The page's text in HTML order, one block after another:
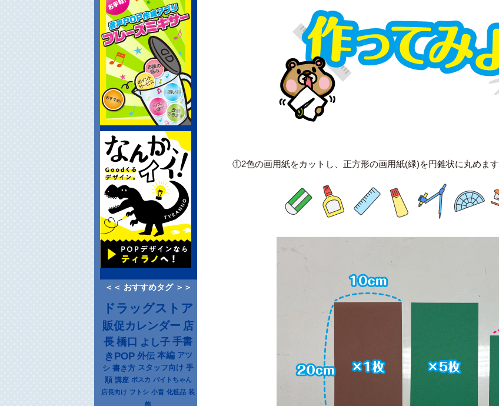
＜＜ おすすめタグ ＞＞
ドラッグストア
販促カレンダー 店
長 橋口 よし子 手書
きPOP 外伝 本編 アツ
シ 書き方 スタッフ向け 手
順 講座 ポスカ バイトちゃん
店長向け フトシ 小畠 化粧品 装
①2色の画用紙をカットし、正方形の画用紙(緑)を円錐状に丸めます